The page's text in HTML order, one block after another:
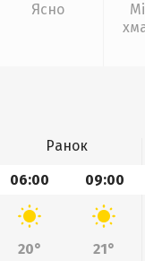
Ясно
Ранок
06:00 09:00
20° 21°